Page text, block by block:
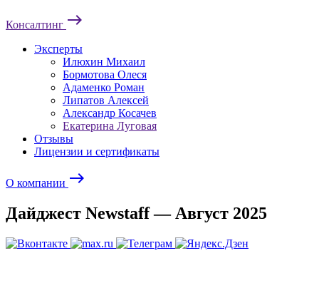
Консалтинг east
Эксперты
Илюхин Михаил
Бормотова Олеся
Адаменко Роман
Липатов Алексей
Александр Косачев
Екатерина Луговая
Отзывы
Лицензии и сертификаты
О компании east
Дайджест Newstaff — Август 2025